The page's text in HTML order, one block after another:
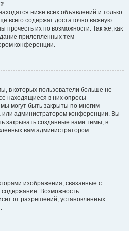
ниже всех объявлений и только
всего содержат достаточно важную
их по возможности. Так же, как
прилепленных тем
конференции.
в которых пользователи больше не
находящиеся в них опросы
могут быть закрыты по многим
администратором конференции. Вы
закрывать созданные вами темы, в
вам администратором
изображения, связанные с
Возможность
от разрешений, установленных